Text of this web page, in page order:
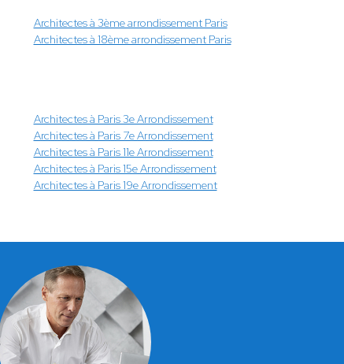
Architectes à 3ème arrondissement Paris
Architectes à 18ème arrondissement Paris
Architectes à Paris 3e Arrondissement
Architectes à Paris 7e Arrondissement
Architectes à Paris 11e Arrondissement
Architectes à Paris 15e Arrondissement
Architectes à Paris 19e Arrondissement